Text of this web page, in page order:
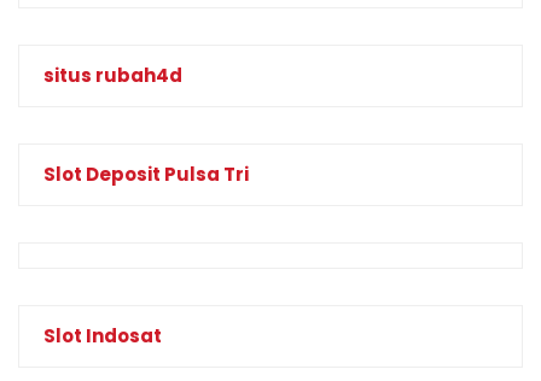
situs rubah4d
Slot Deposit Pulsa Tri
Slot Indosat